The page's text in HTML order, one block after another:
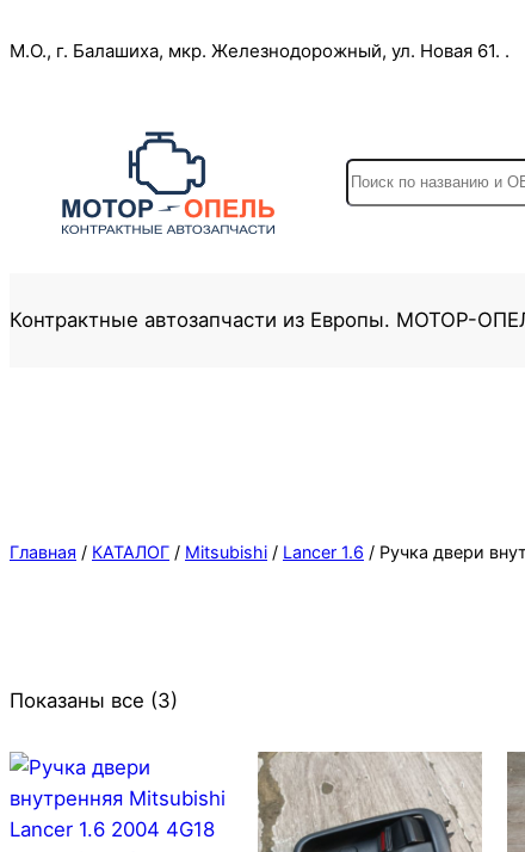
к
М.О., г. Балашиха, мкр. Железнодорожный, ул. Новая 61. .
S
e
h
Контрактные автозапчасти из Европы. МОТОР-
Главная / КАТАЛОГ / Mitsubishi / Lancer 1.6 / Ручка двери
Показаны все (3)